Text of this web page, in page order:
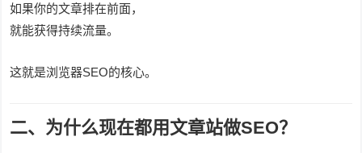
如果你的文章排在前面，
就能获得持续流量。
这就是浏览器SEO的核心。
二、为什么现在都用文章站做SEO？